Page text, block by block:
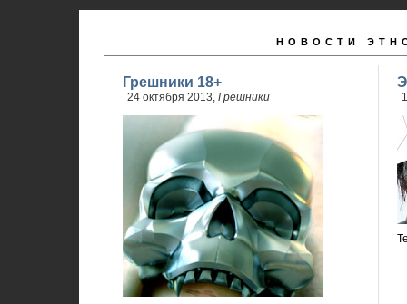
НОВОСТИ
Грешники 18+
24 октября 2013, Грешники